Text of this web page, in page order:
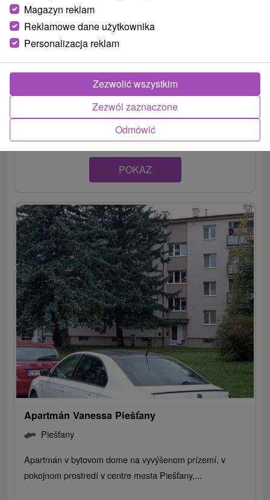
Apartmány Centro Piešťany
Piešťany
Dva komfortne zariadené a klimatizované apartmány v
tichej lokalite, v meste Piešťany. Disponujú
jednou/dvomi...
POKAZ
Apartmán Vanessa Piešťany
Piešťany
Apartmán v bytovom dome na vyvýšenom prízemí, v
pokojnom prostredí v centre mesta Piešťany,...
Magazyn reklam
Reklamowe dane użytkownika
Personalizacja reklam
Odmówić
Zezwól zaznaczone
Zezwolić wszystkim